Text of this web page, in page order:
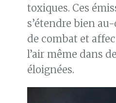
toxiques. Ces
s’étendre bien
de combat et
l’air même dans
éloignées.